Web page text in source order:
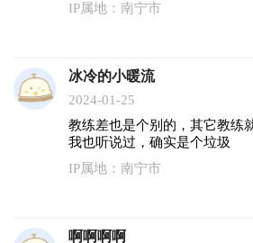
IP属地：南宁市
冰冷的小暖流
2024-01-25
教练差也是个别的，其它教练
我也听说过，确实是个垃圾
IP属地：南宁市
啊啊啊啊